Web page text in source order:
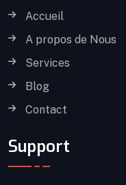
Accueil
A propos de Nous
Services
Blog
Contact
Support